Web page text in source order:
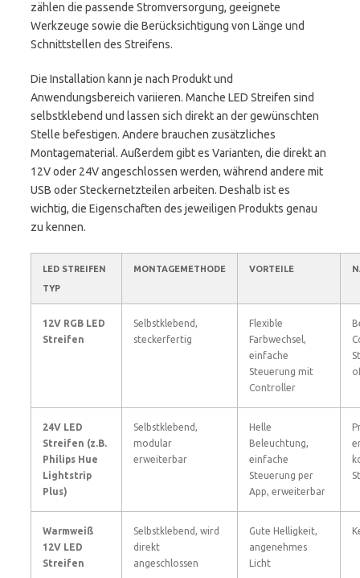
zählen die passende Stromversorgung, geeignete
Werkzeuge sowie die Berücksichtigung von Länge und
Schnittstellen des Streifens.
Die Installation kann je nach Produkt und
Anwendungsbereich variieren. Manche LED Streifen sind
selbstklebend und lassen sich direkt an der gewünschten
Stelle befestigen. Andere brauchen zusätzliches
Montagematerial. Außerdem gibt es Varianten, die direkt an
12V oder 24V angeschlossen werden, während andere mit
USB oder Steckernetzteilen arbeiten. Deshalb ist es
wichtig, die Eigenschaften des jeweiligen Produkts genau
zu kennen.
LED STREIFEN
TYP
MONTAGEMETHODE VORTEILE
12V RGB LED
Streifen
Selbstklebend,
steckerfertig
Flexible
Farbwechsel,
einfache
Steuerung mit
Controller
24V LED
Streifen (z.B.
Philips Hue
Lightstrip
Plus)
Selbstklebend,
modular
erweiterbar
Helle
Beleuchtung,
einfache
Steuerung per
App, erweiterbar
Warmweiß
12V LED
Streifen
Selbstklebend, wird
direkt
angeschlossen
Gute Helligkeit,
angenehmes
Licht